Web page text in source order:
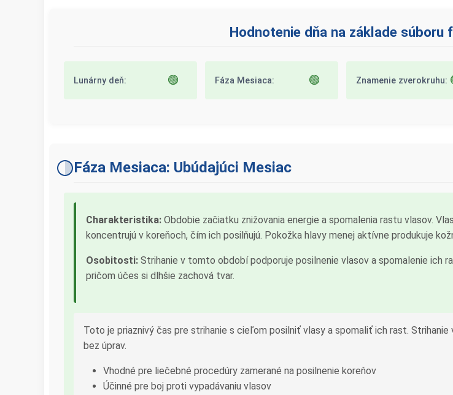
Hodnotenie dňa na základe súboru
Lunárny deň: 🟢 Fáza Mesiaca: 🟢 Znamenie zverokruhu:
Fáza Mesiaca: Ubúdajúci Mesiac
Charakteristika: Obdobie začiatku znižovania energie a spomalenia rastu vlasov.
koncentrujú v koreňoch, čím ich posilňujú. Pokožka hlavy menej aktívne produkuje
Osobitosti: Strihanie v tomto období podporuje posilnenie vlasov a spomalenie ich
pričom účes si dlhšie zachová tvar.
Toto je priaznivý čas pre strihanie s cieľom posilniť vlasy a spomaliť ich rast.
bez úprav.
Vhodné pre liečebné procedúry zamerané na posilnenie koreňov
Účinné pre boj proti vypadávaniu vlasov